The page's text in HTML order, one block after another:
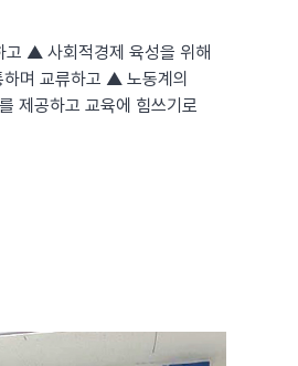
고 ▲ 사회적경제 육성을 위해
며 교류하고 ▲ 노동계의
제공하고 교육에 힘쓰기로